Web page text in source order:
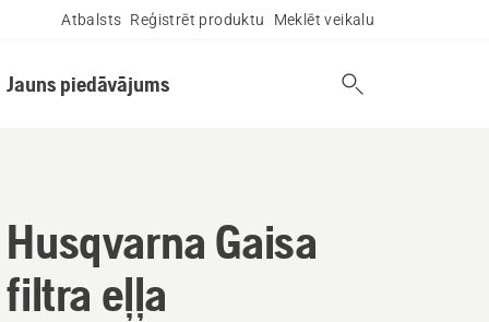
Atbalsts Reģistrēt produktu Meklēt veikalu
Jauns piedāvājums
Husqvarna Gaisa
filtra eļļa